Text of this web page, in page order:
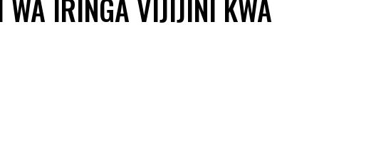
WA IRINGA VIJIJINI KWA